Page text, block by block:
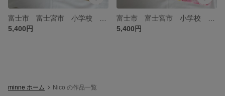
5,400円
5,400円
minne ホーム Nico の作品一覧